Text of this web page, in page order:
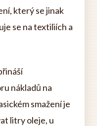
který se jinak
se na textiliích a
nákladů na
smažení je
litry oleje, u